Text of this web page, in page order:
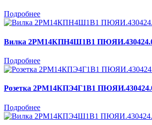
Подробнее
Вилка 2РМ14КПН4Ш1В1
Подробнее
Розетка 2РМ14КПЭ4Г1В1
Подробнее